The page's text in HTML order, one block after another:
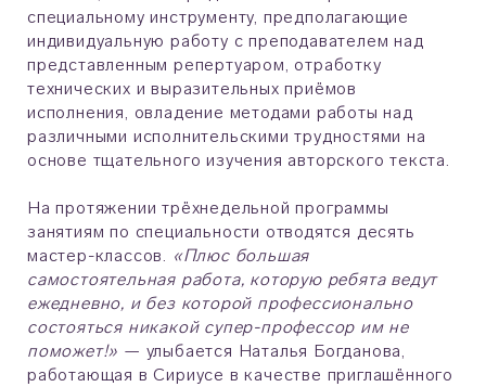
специальному инструменту, предполагающие
индивидуальную работу с преподавателем над
представленным репертуаром, отработку
технических и выразительных приёмов
исполнения, овладение методами работы над
различными исполнительскими трудностями на
основе тщательного изучения авторского текста.
На протяжении трёхнедельной программы
занятиям по специальности отводятся десять
мастер-классов. «Плюс большая
самостоятельная работа, которую ребята ведут
ежедневно, и без которой профессионально
состояться никакой супер-профессор им не
поможет!» — улыбается Наталья Богданова,
работающая в Сириусе в качестве приглашённого